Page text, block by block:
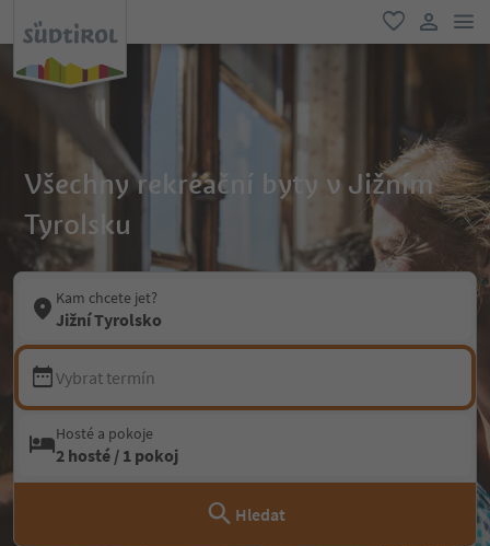
oblíbené
Všechny rekreační byty v Jižním
Tyrolsku
Kam chcete jet?
Jižní Tyrolsko
Vybrat termín
Hosté a pokoje
2 hosté / 1 pokoj
Hledat